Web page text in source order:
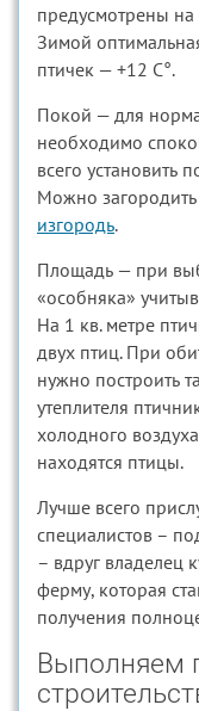
предусмотрены
Зимой
птичек — +12 С°.
Покой — для
необходимо
всего установить
Можно
изгородь.
Площадь — при
«особняка»
На 1 кв. метре
двух птиц. При
нужно построить
утеплителя
холодного
находятся птицы.
Лучше всего
специалистов –
– вдруг владелец
ферму, которая
получения
Выполняем